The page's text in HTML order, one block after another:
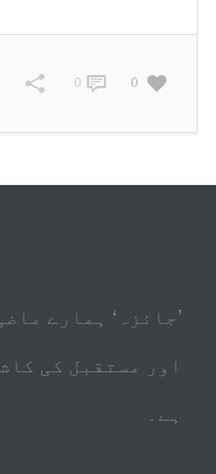
0
0
’جائزہ‘ ہمارے
اور مستقبل کی
ہے۔